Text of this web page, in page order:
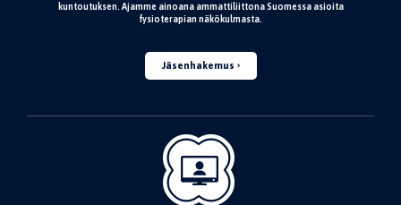
kuntoutuksen. Ajamme ainoana ammattiliittona Suomessa asioita
fysioterapian näkökulmasta.
Jäsenhakemus